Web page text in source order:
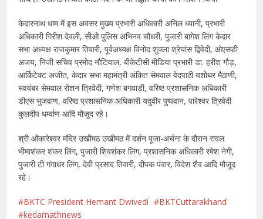
केदारनाथ धाम में इस अवसर मुख्य प्रभारी अधिकारी अनिल ध्यानी, प्रभारी
अधिकारी गिरीश देवली, सीओ पुलिस अभिनव चौधरी, पुजारी बागेश लिंग केदार
सभा अध्यक्ष राजकुमार तिवारी, पूर्व‌अध्यक्ष विनोद शुक्ला श्रेयांस द्विवेदी, ओएसडी
अजय, निजी सचिव प्रमोद नौटियाल, बीकेटीसी मीडिया प्रभारी डा. हरीश गौड़,
आर्किटेक्ट अजीत, केदार सभा महामंत्री अंकित सेमवाल वेदपाठी यशोधर मैठाणी,
स्वयंबर सेमवाल रोशन‌‌ त्रिवेदी, गणेश बगवाड़ी, वरिष्ठ प्रशासनिक अधिकारी
डीएस भुजवाण, वरिष्ठ प्रशासनिक अधिकारी यदुवीर पुष्पवान, पारेश्वर त्रिवेदी
कुलदीप धर्म्वाण आदि मौजूद रहे।
श्री ओंकारेश्वर मंदिर उखीमठ उखीमठ में दर्शन पूजा-अर्चना के दौरान रावल
भीमाशंकर शंकर लिंग, पुजारी शिवशंकर लिंग, प्रशासनिक अधिकारी रमेश‌ नेगी,
पुजारी टी गंगाधर लिंग, देवी प्रसाद तिवारी, दीपक पंवार, विदेश शैव आदि मौजूद
रहे।
BKTC President Hemant Dwivedi
BKTCuttarakhand
kedarnathnews